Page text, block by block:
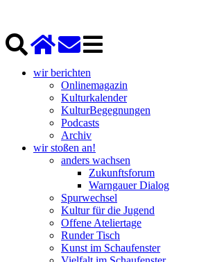
wir berichten
Onlinemagazin
Kulturkalender
KulturBegegnungen
Podcasts
Archiv
wir stoßen an!
anders wachsen
Zukunftsforum
Warngauer Dialog
Spurwechsel
Kultur für die Jugend
Offene Ateliertage
Runder Tisch
Kunst im Schaufenster